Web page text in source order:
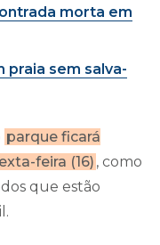
morta em
praia sem salva-
parque ficará
feira (16) , como
que estão